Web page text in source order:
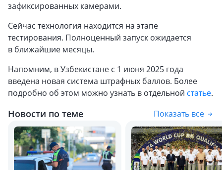
зафиксированных камерами.
Сейчас технология находится на этапе
тестирования. Полноценный запуск ожидается
в ближайшие месяцы.
Напомним, в Узбекистане с 1 июня 2025 года
введена новая система штрафных баллов. Более
подробно об этом можно узнать в отдельной статье.
Новости по теме Показать все